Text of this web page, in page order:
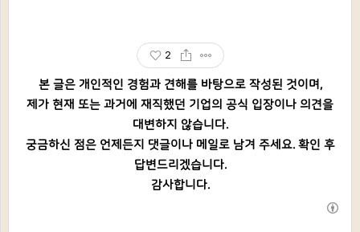
2
본 글은 개인적인 경험과 견해를 바탕으로 작성된 것이며,
제가 현재 또는 과거에 재직했던 기업의 공식 입장이나 의견을
대변하지 않습니다.
궁금하신 점은 언제든지 댓글이나 메일로 남겨 주세요. 확인 후
답변드리겠습니다.
감사합니다.